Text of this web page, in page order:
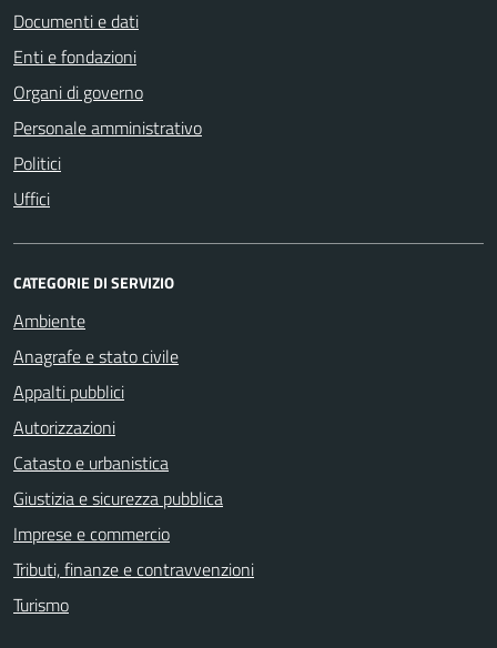
Documenti e dati
Enti e fondazioni
Organi di governo
Personale amministrativo
Politici
Uffici
CATEGORIE DI SERVIZIO
Ambiente
Anagrafe e stato civile
Appalti pubblici
Autorizzazioni
Catasto e urbanistica
Giustizia e sicurezza pubblica
Imprese e commercio
Tributi, finanze e contravvenzioni
Turismo